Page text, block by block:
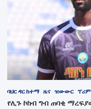
ባህር ዳር ከተማ ዜና ዝውውር
የሊጉ ኮከብ ግብ ጠባቂ